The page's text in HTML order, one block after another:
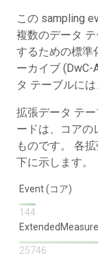
この sampling
複数のデータ
するための標準
ーカイブ (DwC-
タ テーブルに
拡張データ テ
ードは、コアの
ものです。 各
下に示します。
Event (コア)
144
25746